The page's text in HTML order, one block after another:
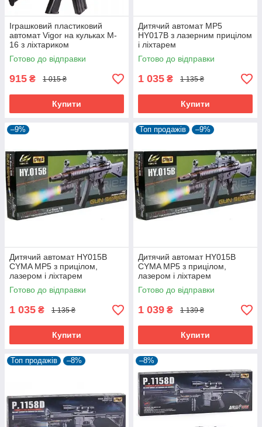
Іграшковий пластиковий
автомат Vigor на кульках M-
16 з ліхтариком
Готово до відправки
915 ₴ 1 015 ₴
Купити
Дитячий автомат MP5
HY017B з лазерним прицілом
і ліхтарем
Готово до відправки
1 035 ₴ 1 135 ₴
Купити
–9%
Дитячий автомат HY015B
CYMA MP5 з прицілом,
лазером і ліхтарем
Готово до відправки
1 035 ₴ 1 135 ₴
Купити
Топ продажів –9%
Дитячий автомат HY015B
CYMA MP5 з прицілом,
лазером і ліхтарем
Готово до відправки
1 039 ₴ 1 139 ₴
Купити
Топ продажів –8% –8%